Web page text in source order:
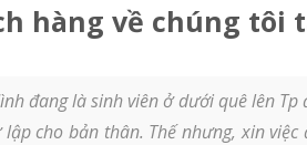
hàng về chúng tôi
đang là sinh viên ở dưới quê lên
cho bản thân. Thế nhưng, xin